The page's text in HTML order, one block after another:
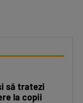
să tratezi
la copii